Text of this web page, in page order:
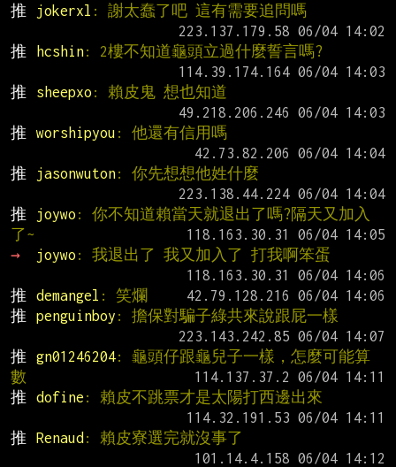
推 jokerxl : 謝太蠢了吧 這有需要追問嗎
推
hcshin: 2樓不知道龜頭立過什麼誓言嗎?
推
sheepxo : 賴皮鬼 想也知道
推
worshipyou : 他還有信用嗎
推
jasonwuton: 你先想想他姓什麼
推
joywo : 你不知道賴當天就退出了嗎?隔天又加入
了~
→
joywo : 我退出了 我又加入了 打我啊笨蛋
推
demangel : 笑爛
推
penguinboy : 擔保對騙子綠共來說跟屁一樣
推
gn01246204: 龜頭仔跟龜兒子一樣，怎麼可能算
數
推
dofine : 賴皮不跳票才是太陽打西邊出來
推
Renaud : 賴皮寮選完就沒事了